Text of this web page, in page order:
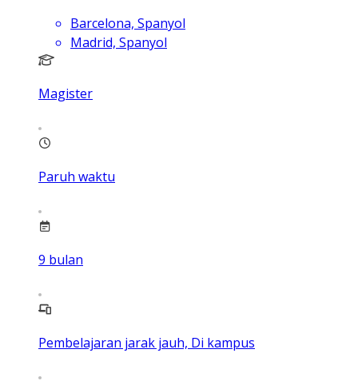
Barcelona, Spanyol
Madrid, Spanyol
Magister
Paruh waktu
9 bulan
Pembelajaran jarak jauh, Di kampus